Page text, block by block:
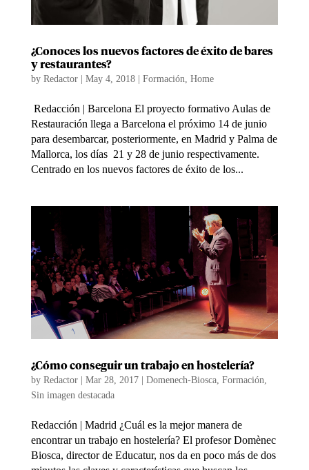
¿Conoces los nuevos factores de éxito de bares
y restaurantes?
by Redactor| May 4, 2018| Formación, Home
Redacción | Barcelona El proyecto formativo Aulas de
Restauración llega a Barcelona el próximo 14 de junio
para desembarcar, posteriormente, en Madrid y Palma de
Mallorca, los días 21 y 28 de junio respectivamente.
Centrado en los nuevos factores de éxito de los...
¿Cómo conseguir un trabajo en hostelería?
by Redactor| Mar 28, 2017| Domenech-Biosca, Formación
Sin imagen destacada
Redacción | Madrid ¿Cuál es la mejor manera de
encontrar un trabajo en hostelería? El profesor Domènec
Biosca, director de Educatur, nos da en poco más de dos